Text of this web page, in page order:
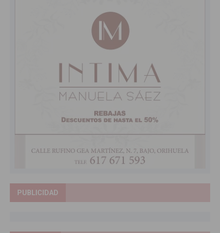
PUBLICIDAD